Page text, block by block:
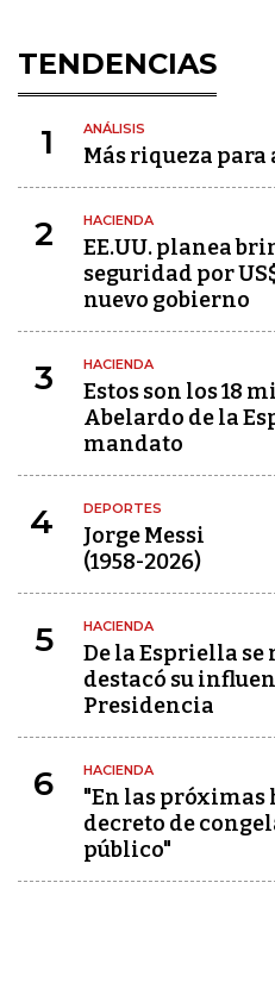
TENDENCIAS
1 ANÁLISIS
Más riqueza
2 HACIENDA
EE.UU. planea
seguridad por
nuevo gobierno
3 HACIENDA
Estos son los 18
Abelardo de la
mandato
4 DEPORTES
Jorge Messi
(1958-2026)
5 HACIENDA
De la Espriella se
destacó su
Presidencia
6 HACIENDA
"En las
decreto de
público"